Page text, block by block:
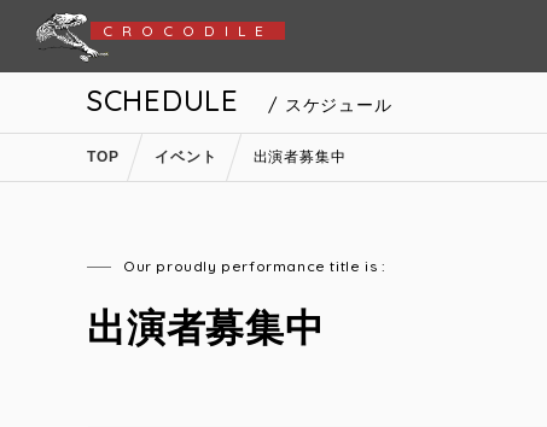
CROCODILE
SCHEDULE / スケジュール
TOP イベント 出演者募集中
Our proudly performance title is :
出演者募集中